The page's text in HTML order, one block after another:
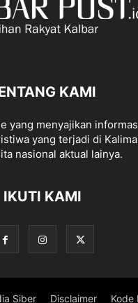
KAMI
yang menyajikan
yang terjadi di
nasional aktual lainya.
IKUTI KAMI
Siber Disclaimer Kode